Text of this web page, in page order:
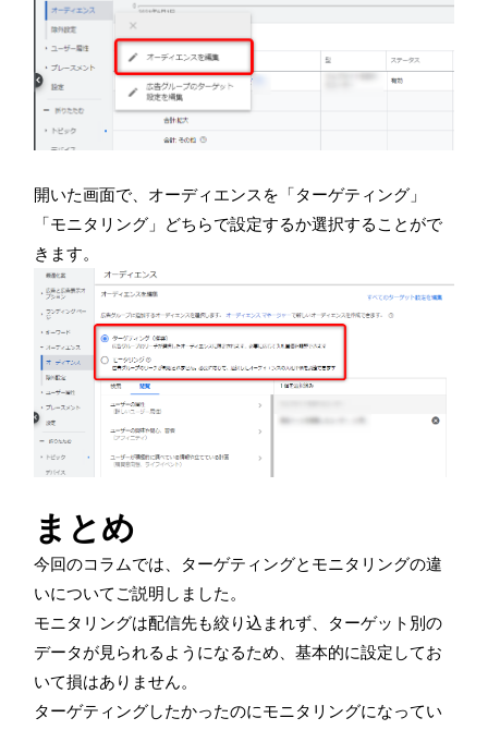
開いた画面で、オーディエンスを「ターゲティング」
「モニタリング」どちらで設定するか選択することがで
きます。
まとめ
今回のコラムでは、ターゲティングとモニタリングの違
いについてご説明しました。
モニタリングは配信先も絞り込まれず、ターゲット別の
データが見られるようになるため、基本的に設定してお
いて損はありません。
ターゲティングしたかったのにモニタリングになってい